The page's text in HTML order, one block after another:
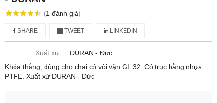
(1 đánh giá)
SHARE TWEET LINKEDIN
Xuất xứ :
DURAN - Đức
Khóa thẳng, dùng cho chai có vòi vặn GL 32. Có trục bằng nhựa
PTFE. Xuất xứ DURAN - Đức